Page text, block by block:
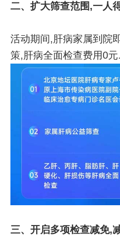
二、扩大筛查范围,一人
活动期间,肝病家属到院
策,肝病全面检查费用0元.
三、开启多项检查减免,